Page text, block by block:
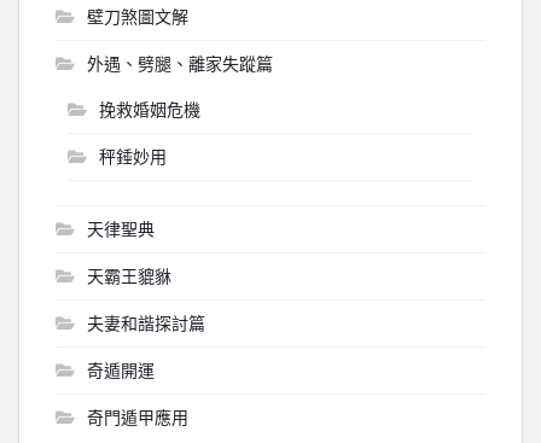
壁刀煞圖文解
外遇、劈腿、離家失蹤篇
挽救婚姻危機
秤錘妙用
天律聖典
天霸王貔貅
夫妻和諧探討篇
奇遁開運
奇門遁甲應用